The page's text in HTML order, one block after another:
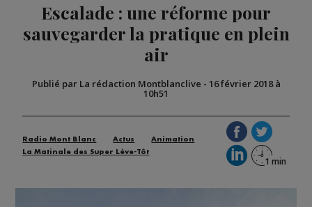
BIGARD
Escalade : une réforme pour
sauvegarder la pratique en plein
air
Publié par La rédaction Montblanclive - 16 février 2018 à
10h51
Radio Mont Blanc Actus
Animation
La Matinale des Super Lève-Tôt